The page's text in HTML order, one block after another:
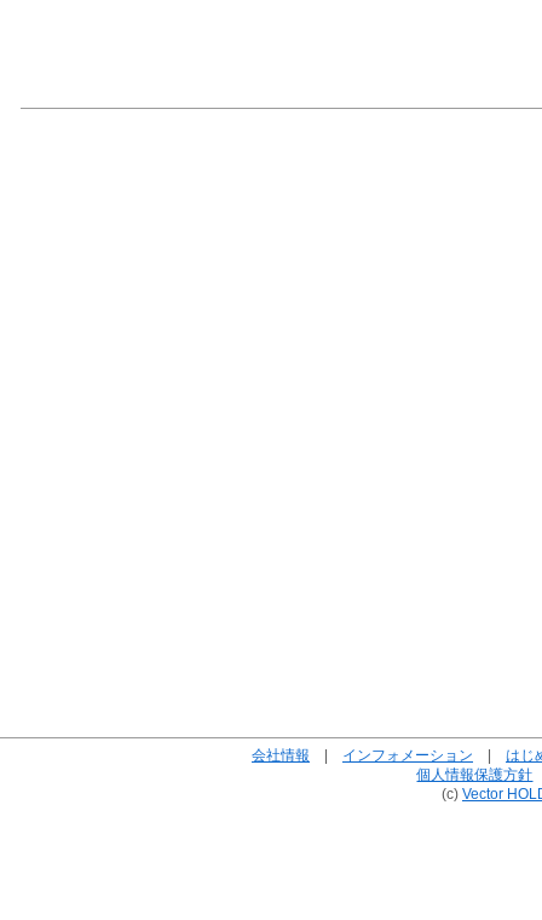
会社情報 インフォメーション
はじ
個人情報保護方針
(c) Vector